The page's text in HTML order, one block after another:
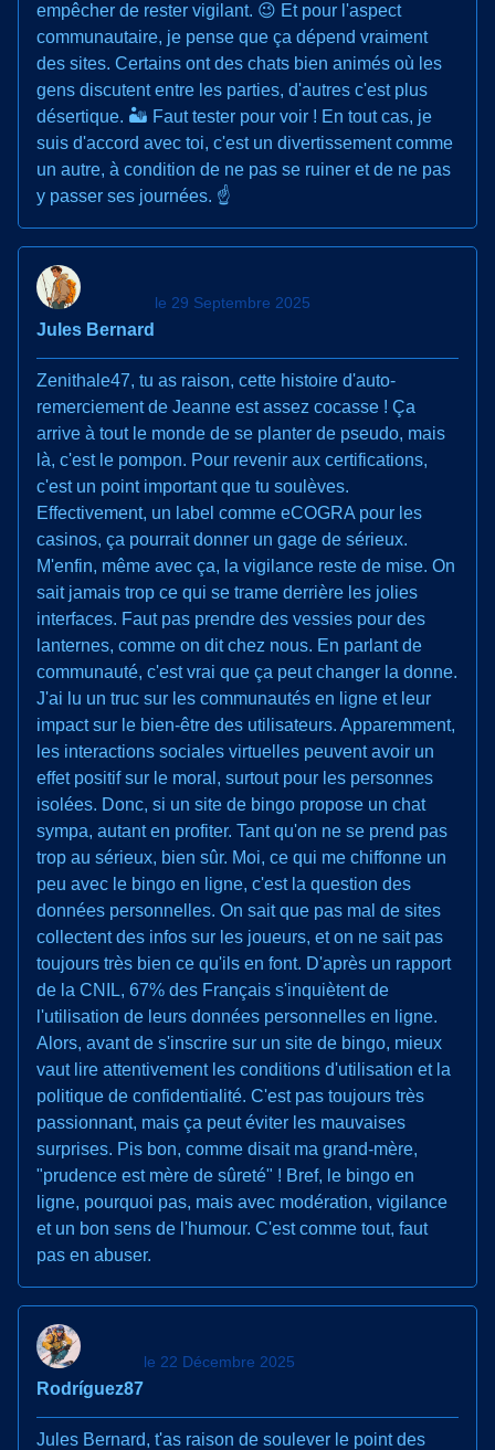
empêcher de rester vigilant. 😉 Et pour l'aspect
communautaire, je pense que ça dépend vraiment
des sites. Certains ont des chats bien animés où les
gens discutent entre les parties, d'autres c'est plus
désertique. 🏜️ Faut tester pour voir ! En tout cas, je
suis d'accord avec toi, c'est un divertissement comme
un autre, à condition de ne pas se ruiner et de ne pas
y passer ses journées. ☝️
Jules Bernard
le 29 Septembre 2025
Zenithale47, tu as raison, cette histoire d'auto-
remerciement de Jeanne est assez cocasse ! Ça
arrive à tout le monde de se planter de pseudo, mais
là, c'est le pompon. Pour revenir aux certifications,
c'est un point important que tu soulèves.
Effectivement, un label comme eCOGRA pour les
casinos, ça pourrait donner un gage de sérieux.
M'enfin, même avec ça, la vigilance reste de mise. On
sait jamais trop ce qui se trame derrière les jolies
interfaces. Faut pas prendre des vessies pour des
lanternes, comme on dit chez nous. En parlant de
communauté, c'est vrai que ça peut changer la donne.
J'ai lu un truc sur les communautés en ligne et leur
impact sur le bien-être des utilisateurs. Apparemment,
les interactions sociales virtuelles peuvent avoir un
effet positif sur le moral, surtout pour les personnes
isolées. Donc, si un site de bingo propose un chat
sympa, autant en profiter. Tant qu'on ne se prend pas
trop au sérieux, bien sûr. Moi, ce qui me chiffonne un
peu avec le bingo en ligne, c'est la question des
données personnelles. On sait que pas mal de sites
collectent des infos sur les joueurs, et on ne sait pas
toujours très bien ce qu'ils en font. D'après un rapport
de la CNIL, 67% des Français s'inquiètent de
l'utilisation de leurs données personnelles en ligne.
Alors, avant de s'inscrire sur un site de bingo, mieux
vaut lire attentivement les conditions d'utilisation et la
politique de confidentialité. C'est pas toujours très
passionnant, mais ça peut éviter les mauvaises
surprises. Pis bon, comme disait ma grand-mère,
"prudence est mère de sûreté" ! Bref, le bingo en
ligne, pourquoi pas, mais avec modération, vigilance
et un bon sens de l'humour. C'est comme tout, faut
pas en abuser.
Rodríguez87
le 22 Décembre 2025
Jules Bernard, t'as raison de soulever le point des